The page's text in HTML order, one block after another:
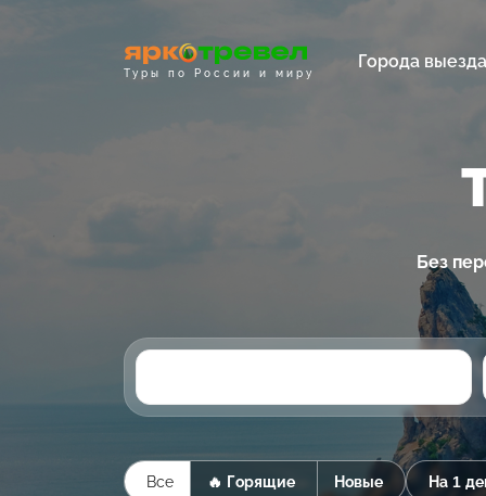
Туры по России и миру
Города выезда
Без
Все 🔥 Горящие Новые На 1